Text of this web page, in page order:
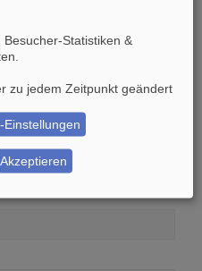
SucheErweiterte Suche
Statistiken &
zu jedem Zeitpunkt geändert
Akzeptieren